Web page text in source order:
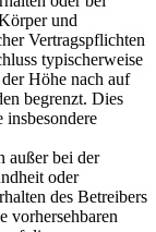
und
Vertragspflichten
typischerweise
Höhe nach auf
begrenzt. Dies
außer bei der
oder
des Betreibers
vorhersehbaren